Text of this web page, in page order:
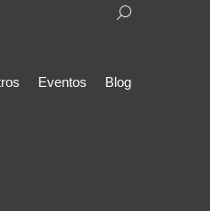
Search:
Eventos Blog